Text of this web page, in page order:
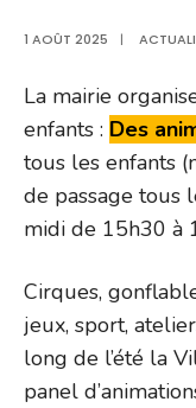
1 AOÛT 2025 |
La mairie
enfants : Des
tous les enfants
de passage tous
midi de 15h30 à
Cirques,
jeux, sport,
long de l’été la
panel